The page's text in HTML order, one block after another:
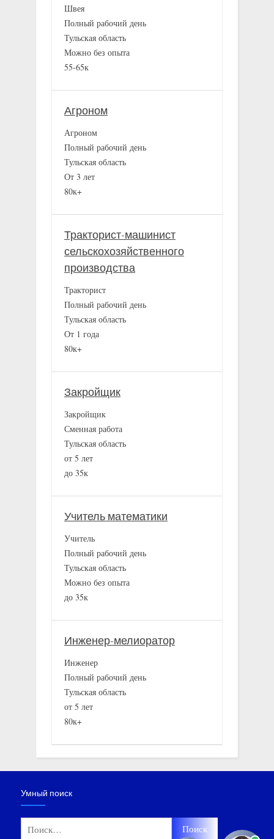
Швея
Полный рабочий день
Тульская область
Можно без опыта
55-65к
Агроном
Агроном
Полный рабочий день
Тульская область
От 3 лет
80к+
Тракторист-машинист
сельскохозяйственного
производства
Тракторист
Полный рабочий день
Тульская область
От 1 года
80к+
Закройщик
Закройщик
Сменная работа
Тульская область
от 5 лет
до 35к
Учитель математики
Учитель
Полный рабочий день
Тульская область
Можно без опыта
до 35к
Инженер-мелиоратор
Инженер
Полный рабочий день
Тульская область
от 5 лет
80к+
Умный поиск